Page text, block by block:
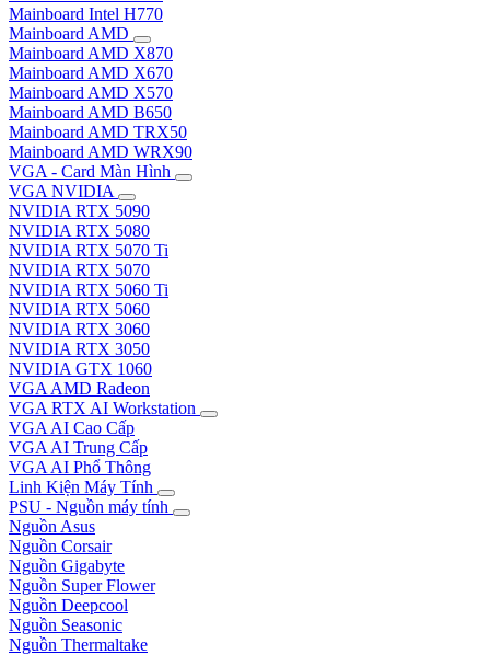
Mainboard Intel H770
Mainboard AMD
Mainboard AMD X870
Mainboard AMD X670
Mainboard AMD X570
Mainboard AMD B650
Mainboard AMD TRX50
Mainboard AMD WRX90
VGA - Card Màn Hình
VGA NVIDIA
NVIDIA RTX 5090
NVIDIA RTX 5080
NVIDIA RTX 5070 Ti
NVIDIA RTX 5070
NVIDIA RTX 5060 Ti
NVIDIA RTX 5060
NVIDIA RTX 3060
NVIDIA RTX 3050
NVIDIA GTX 1060
VGA AMD Radeon
VGA RTX AI Workstation
VGA AI Cao Cấp
VGA AI Trung Cấp
VGA AI Phổ Thông
Linh Kiện Máy Tính
PSU - Nguồn máy tính
Nguồn Asus
Nguồn Corsair
Nguồn Gigabyte
Nguồn Super Flower
Nguồn Deepcool
Nguồn Seasonic
Nguồn Thermaltake